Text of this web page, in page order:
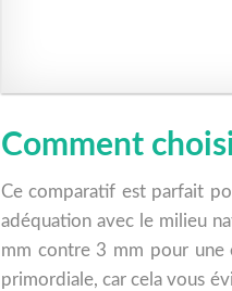
Comment
Ce comparatif est parfait
adéquation avec le milieu
mm contre 3 mm pour une
primordiale, car cela vous